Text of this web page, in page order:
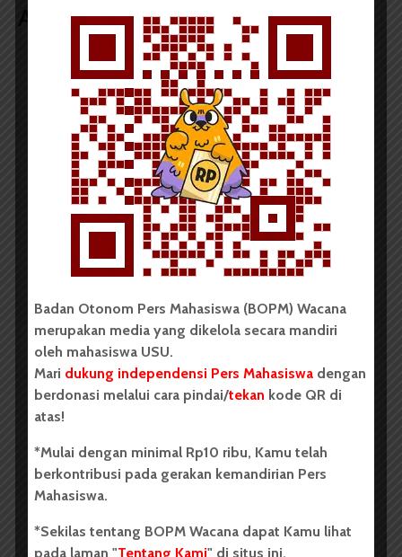
Artikel terkait lain
BERITA KAMPUS
Tim Mahasiswa USU Raih Juara I
Vokal Grup Pada PEKSIMIDA 2026
Dark Mode | Moda Gelap
Oleh: Cyntia Lorena Br Tarigan USU, wacana.org –
Tim mahasiswa Universitas Sumatera Utara...
BERITA KAMPUS
BPDP Sosialisasikan Lomba Riset
Penelitian dalam Sektor
Perkebunan
Badan Otonom Pers Mahasiswa (BOPM) Wacana
merupakan media yang dikelola secara mandiri
oleh mahasiswa USU.
Mari dukung independensi Pers Mahasiswa dengan
berdonasi melalui cara pindai/tekan kode QR di
atas!
*Mulai dengan minimal Rp10 ribu, Kamu telah
berkontribusi pada gerakan kemandirian Pers
Mahasiswa.
*Sekilas tentang BOPM Wacana dapat Kamu lihat
pada laman "Tentang Kami" di situs ini.